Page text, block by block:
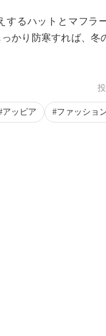
するハットとマフラ
かり防寒すれば、冬
アッピア ファッショ